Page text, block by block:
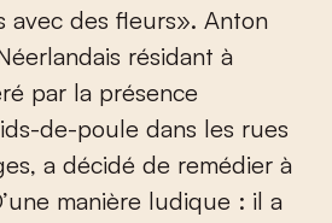
avec des fleurs». Anton
résidant à
par la présence
de-poule dans les rues
a décidé de remédier à
manière ludique : il a